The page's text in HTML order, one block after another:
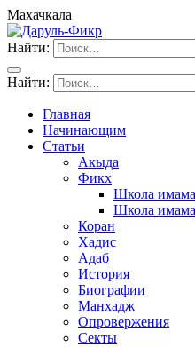
Махачкала
Найти:
Найти:
Главная
Начинающим
Статьи
Акыда
Фикх
Школа
Школа
Коран
Хадис
Адаб
История
Биографии
Манхадж
Опровержения
Секты